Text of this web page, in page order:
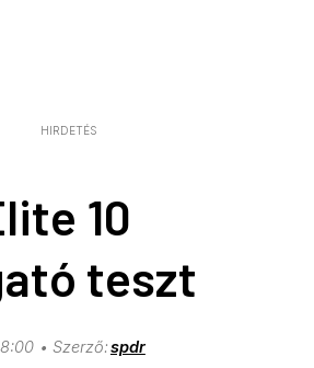
HIRDETÉS
10
teszt
spdr